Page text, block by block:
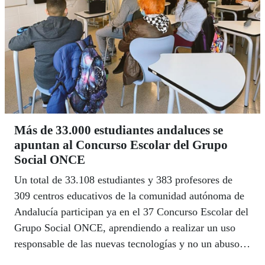
Más de 33.000 estudiantes andaluces se
apuntan al Concurso Escolar del Grupo
Social ONCE
Un total de 33.108 estudiantes y 383 profesores de
309 centros educativos de la comunidad autónoma de
Andalucía participan ya en el 37 Concurso Escolar del
Grupo Social ONCE, aprendiendo a realizar un uso
responsable de las nuevas tecnologías y no un abuso